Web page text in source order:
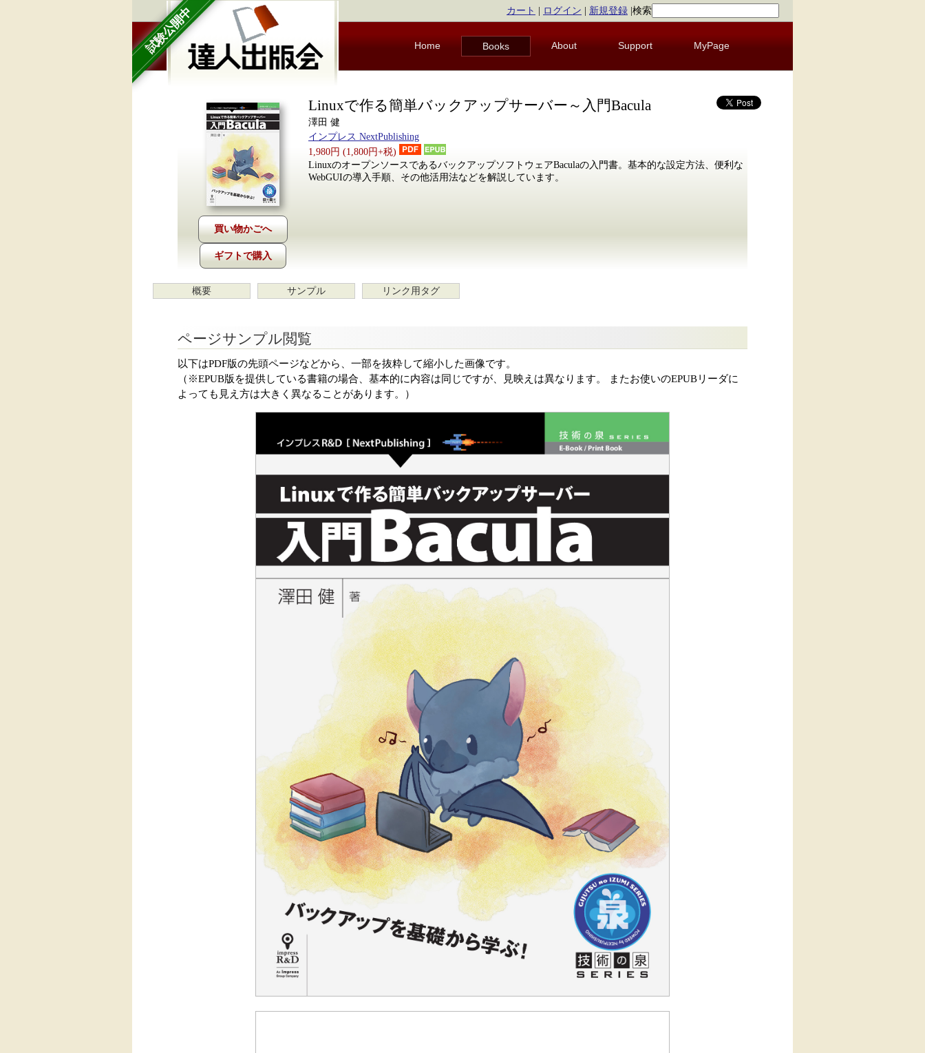
試験公開中 カート ログイン 新規登録 検索
Home Books About Support MyPage
ギフトで購入
Linuxで作る簡単バックアップサーバー～入門Bacula
澤田 健
インプレス NextPublishing
1,980円 (1,800円+税)
LinuxのオープンソースであるバックアップソフトウェアBaculaの入門書。基本的な設定方法、便利な
WebGUIの導入手順、その他活用法などを解説しています。
概要 サンプル リンク用タグ
ページサンプル閲覧
以下はPDF版の先頭ページなどから、一部を抜粋して縮小した画像です。
（※EPUB版を提供している書籍の場合、基本的に内容は同じですが、見映えは異なります。 またお使いのEPUBリーダに
よっても見え方は大きく異なることがあります。）